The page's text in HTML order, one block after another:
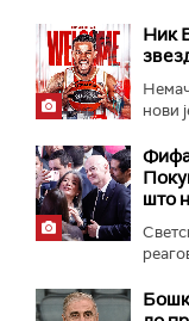
Ник
нови
што